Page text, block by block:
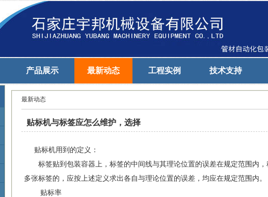
产品展示 最新动态 工程实例 技术支持
最新动态
贴标机与标签应怎么维护，选择
贴标机用到的定义：
标签贴到包装容器上，标签的中间线与其理论位置的误差在规定范围内，
多张标签的，应按上述定义求出各自与理论位置的误差，均应在规定范围内。
贴标率